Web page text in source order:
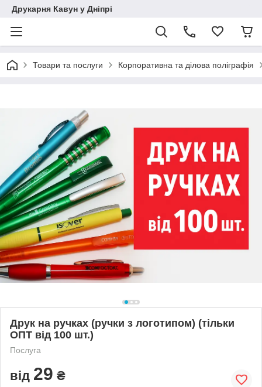
Друкарня Кавун у Дніпрі
Товари та послуги Корпоративна та ділова поліграфія
Друк на ручках (ручки з логотипом) (тільки
ОПТ від 100 шт.)
Послуга
від 29 ₴